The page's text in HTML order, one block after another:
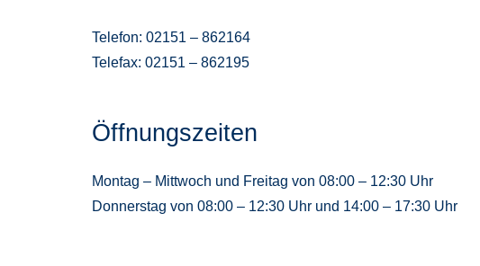
Telefon: 02151 – 862164
Telefax: 02151 – 862195
Öffnungszeiten
Montag – Mittwoch und Freitag von 08:00 – 12:30 Uhr
Donnerstag von 08:00 – 12:30 Uhr und 14:00 – 17:30 Uhr